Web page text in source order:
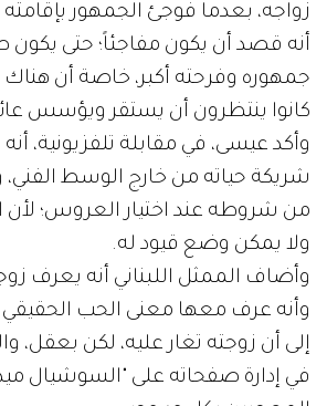
زواجه، بعدما فوجئ الجمهور
أنه قصد أن يكون مفاجئاً؛ حتى يكون
جمهوره وفرحته أكبر، خاصة أن هناك
كانوا ينتظرون أن يستقر ويؤسس
وأكد عيسى، في مقابلة تلفزيونية،
شريكة حياته من خارج الوسط الفني،
من شروطه عند اختيار العروس؛ لأن
ولا يمكن وضع قيود له.
وأنه عرف معها معنى الحب الحقيقي
إلى أن زوجته تغار عليه، لكن بعقل،
في إدارة صفحاته على "السوشيال